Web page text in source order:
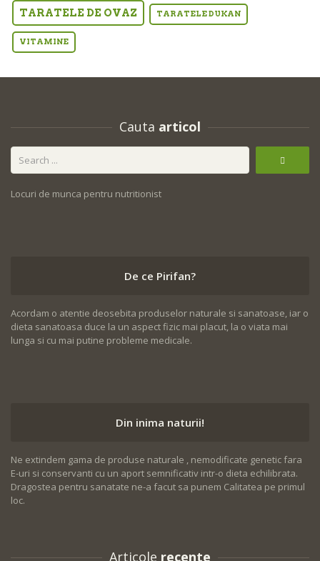
TARATELE DE OVAZ TARATELE DUKAN
VITAMINE
Cauta articol
Locuri de munca pentru nutritionist
De ce Pirifan?
Acordam o atentie deosebita produselor naturale si sanatoase, iar o
dieta sanatoasa duce la un aspect fizic mai placut, la o viata mai
lunga si cu mai putine probleme medicale.
Din inima naturii!
Ne extindem gama de produse naturale , nemodificate genetic fara
E-uri si conservanti cu un aport semnificativ intr-o dieta echilibrata.
Dragostea pentru sanatate ne-a facut sa punem Calitatea pe primul
loc.
Articole recente